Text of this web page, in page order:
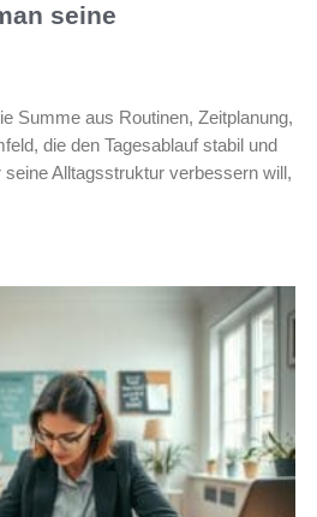
seine
Summe aus Routinen, Zeitplanung,
die den Tagesablauf stabil und
Alltagsstruktur verbessern will,